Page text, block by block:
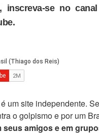
inscreva-se no
é um site independente.
o golpismo e por um
amigos e em